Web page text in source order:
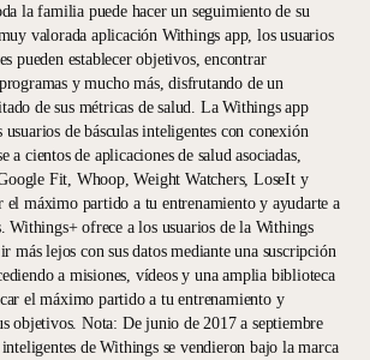
la familia puede hacer un seguimiento de su
valorada aplicación Withings app, los usuarios
pueden establecer objetivos, encontrar
y mucho más, disfrutando de un
de sus métricas de salud. La Withings app
de básculas inteligentes con conexión
a cientos de aplicaciones de salud asociadas,
Fit, Whoop, Weight Watchers, LoseIt y
el máximo partido a tu entrenamiento y ayudarte a
Withings+ ofrece a los usuarios de la Withings
más lejos con sus datos mediante una suscripción
a misiones, vídeos y una amplia biblioteca
el máximo partido a tu entrenamiento y
objetivos. Nota: De junio de 2017 a septiembre
de Withings se vendieron bajo la marca